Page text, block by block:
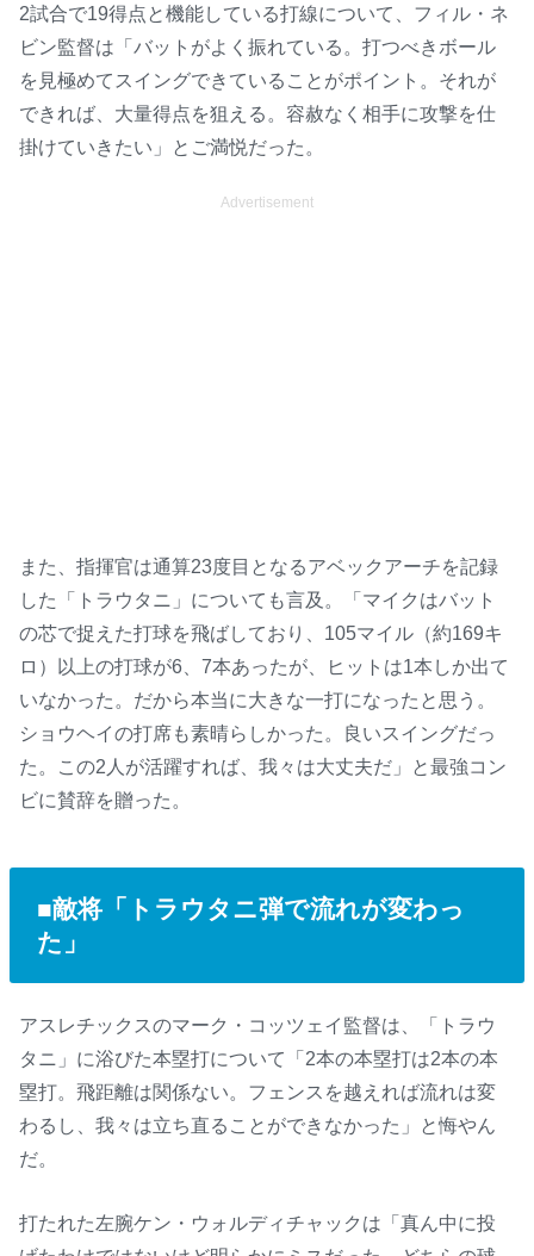
2試合で19得点と機能している打線について、フィル・ネ
ビン監督は「バットがよく振れている。打つべきボール
を見極めてスイングできていることがポイント。それが
できれば、大量得点を狙える。容赦なく相手に攻撃を仕
掛けていきたい」とご満悦だった。
Advertisement
また、指揮官は通算23度目となるアベックアーチを記録
した「トラウタニ」についても言及。「マイクはバット
の芯で捉えた打球を飛ばしており、105マイル（約169キ
ロ）以上の打球が6、7本あったが、ヒットは1本しか出て
いなかった。だから本当に大きな一打になったと思う。
ショウヘイの打席も素晴らしかった。良いスイングだっ
た。この2人が活躍すれば、我々は大丈夫だ」と最強コン
ビに賛辞を贈った。
■敵将「トラウタニ弾で流れが変わっ
た」
アスレチックスのマーク・コッツェイ監督は、「トラウ
タニ」に浴びた本塁打について「2本の本塁打は2本の本
塁打。飛距離は関係ない。フェンスを越えれば流れは変
わるし、我々は立ち直ることができなかった」と悔やん
だ。
打たれた左腕ケン・ウォルディチャックは「真ん中に投